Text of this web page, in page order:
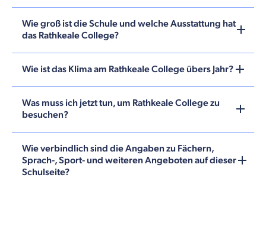
Wie groß ist die Schule und welche Ausstattung hat
das Rathkeale College?
Wie ist das Klima am Rathkeale College übers Jahr?
Was muss ich jetzt tun, um Rathkeale College zu
besuchen?
Wie verbindlich sind die Angaben zu Fächern,
Sprach-, Sport- und weiteren Angeboten auf dieser
Schulseite?